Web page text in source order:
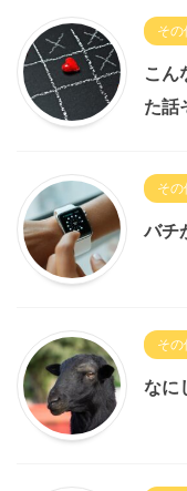
その
こん
た話
その
バチ
その
なに